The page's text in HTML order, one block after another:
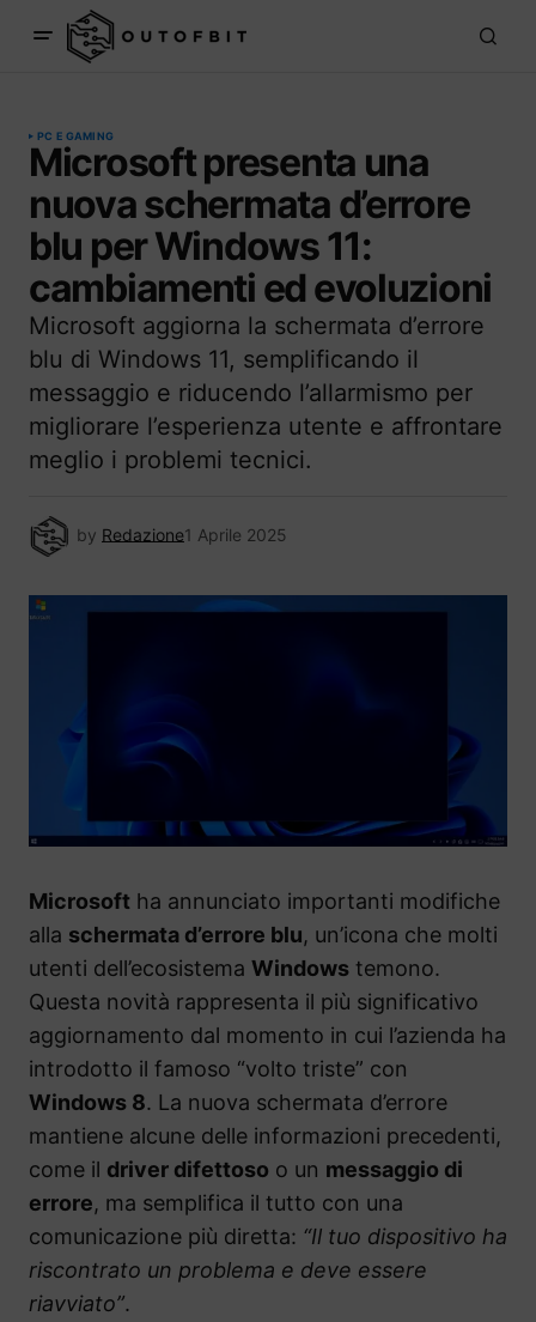
PC E GAMING
Microsoft presenta una
nuova schermata d’errore
blu per Windows 11:
cambiamenti ed evoluzioni
Microsoft aggiorna la schermata d’errore
blu di Windows 11, semplificando il
messaggio e riducendo l’allarmismo per
migliorare l’esperienza utente e affrontare
meglio i problemi tecnici.
by Redazione1 Aprile 2025
Microsoft ha annunciato importanti modifiche
alla schermata d’errore blu, un’icona che molti
utenti dell’ecosistema Windows temono.
Questa novità rappresenta il più significativo
aggiornamento dal momento in cui l’azienda ha
introdotto il famoso “volto triste” con
Windows 8. La nuova schermata d’errore
mantiene alcune delle informazioni precedenti,
come il driver difettoso o un messaggio di
errore, ma semplifica il tutto con una
comunicazione più diretta: “Il tuo dispositivo ha
riscontrato un problema e deve essere
riavviato”.